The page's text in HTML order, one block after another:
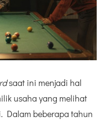
saat ini menjadi hal
usaha yang melihat
Dalam beberapa tahun